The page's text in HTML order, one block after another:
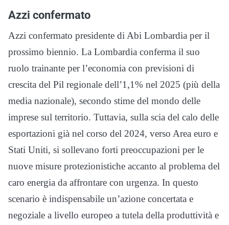
Azzi confermato
Azzi confermato presidente di Abi Lombardia per il
prossimo biennio. La Lombardia conferma il suo
ruolo trainante per l’economia con previsioni di
crescita del Pil regionale dell’1,1% nel 2025 (più della
media nazionale), secondo stime del mondo delle
imprese sul territorio. Tuttavia, sulla scia del calo delle
esportazioni già nel corso del 2024, verso Area euro e
Stati Uniti, si sollevano forti preoccupazioni per le
nuove misure protezionistiche accanto al problema del
caro energia da affrontare con urgenza. In questo
scenario è indispensabile un’azione concertata e
negoziale a livello europeo a tutela della produttività e